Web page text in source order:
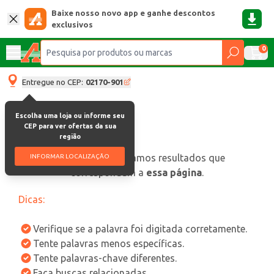
Baixe nosso novo app e ganhe descontos
exclusivos
0
Entregue no CEP: 02170-901
Escolha uma loja ou informe seu
CEP para ver ofertas da sua
região
INFORMAR LOCALIZAÇÃO
oops, não encontramos resultados que
correspondam a essa página.
Dicas:
Verifique se a palavra foi digitada corretamente.
Tente palavras menos específicas.
Tente palavras-chave diferentes.